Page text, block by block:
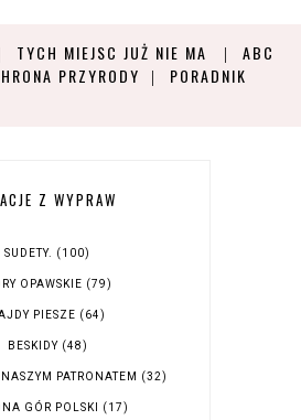
TYCH MIEJSC JUŻ NIE MA
ABC
PRZYRODY
PORADNIK
Z WYPRAW
SUDETY. (100)
OPAWSKIE (79)
PIESZE (64)
BESKIDY (48)
PATRONATEM (32)
GÓR POLSKI (17)